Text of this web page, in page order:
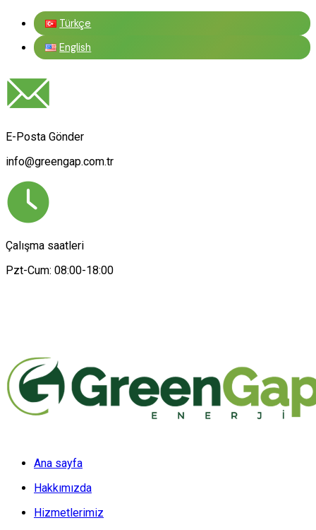
Türkçe
English
E-Posta Gönder
info@greengap.com.tr
Çalışma saatleri
Pzt-Cum: 08:00-18:00
Ana sayfa
Hakkımızda
Hizmetlerimiz